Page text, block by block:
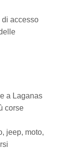
di accesso
a Laganas
corse
jeep, moto,